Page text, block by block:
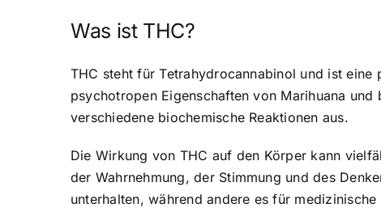
Was ist THC?
THC steht für Tetrahydrocannabinol und ist
psychotropen Eigenschaften von Marihuana
verschiedene biochemische Reaktionen aus.
Die Wirkung von THC auf den Körper kann
der Wahrnehmung, der Stimmung und des
unterhalten, während andere es für